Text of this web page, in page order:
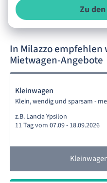
Zu
In Milazzo empfehlen
Mietwagen-Angebote
Kleinwagen
Klein, wendig und sparsam -
z.B. Lancia Ypsilon
11 Tag vom 07.09 - 18.09.2026